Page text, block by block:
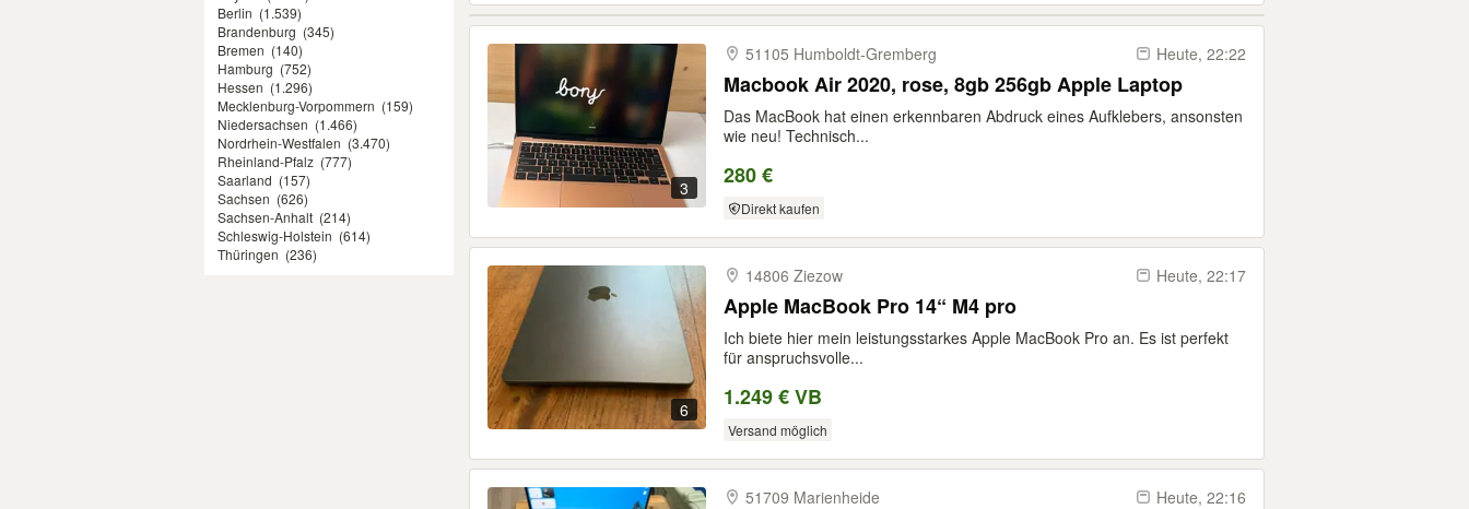
Berlin (1.539)
Brandenburg (345)
Bremen (140)
Hamburg (752)
Hessen (1.296)
Mecklenburg-Vorpommern (159)
Niedersachsen (1.466)
Nordrhein-Westfalen (3.470)
Rheinland-Pfalz (777)
Saarland (157)
Sachsen (626)
Sachsen-Anhalt (214)
Schleswig-Holstein (614)
Thüringen (236)
3
51105 Humboldt-​Gremberg Heute, 22:22
Macbook Air 2020, rose, 8gb 256gb Apple Laptop
Das MacBook hat einen erkennbaren Abdruck eines Aufklebers, ansonsten
wie neu! Technisch...
280 €
Direkt kaufen
6
14806 Ziezow Heute, 22:17
Apple MacBook Pro 14“ M4 pro
Ich biete hier mein leistungsstarkes Apple MacBook Pro an. Es ist perfekt
für anspruchsvolle...
1.249 € VB
Versand möglich
51709 Marienheide Heute, 22:16